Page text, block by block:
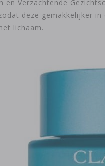
Verzachtende
deze gemakkelijker
lichaam.